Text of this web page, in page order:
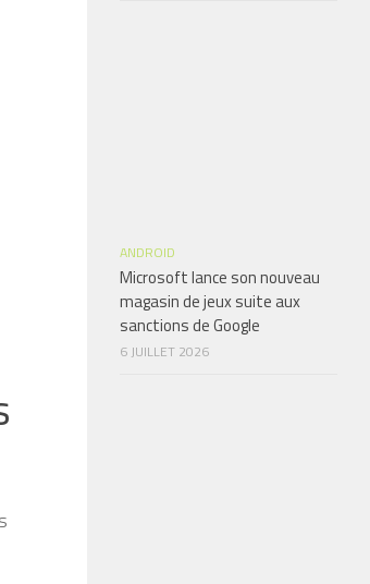
ANDROID
Microsoft lance son nouveau
magasin de jeux suite aux
sanctions de Google
6 JUILLET 2026